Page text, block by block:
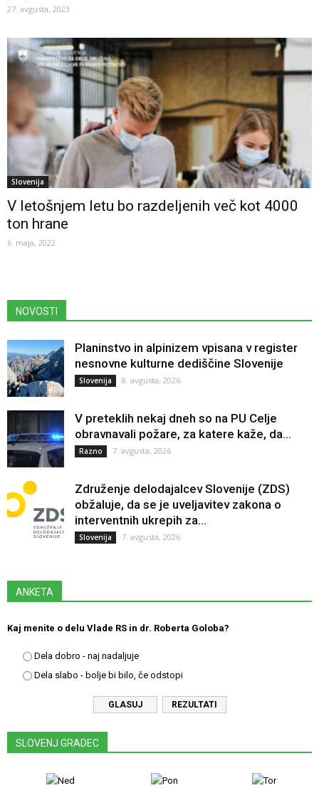
27. avgusta, 2023
Slovenija
V letošnjem letu bo razdeljenih več kot 4000
ton hrane
6. maja, 2022
NOVOSTI
Planinstvo in alpinizem vpisana v register
nesnovne kulturne dediščine Slovenije
Slovenija 8. avgusta, 2026
V preteklih nekaj dneh so na PU Celje
obravnavali požare, za katere kaže, da...
Razno 7. avgusta, 2026
Združenje delodajalcev Slovenije (ZDS)
obžaluje, da se je uveljavitev zakona o
interventnih ukrepih za...
Slovenija 7. avgusta, 2026
ANKETA
Kaj menite o delu Vlade RS in dr. Roberta Goloba?
Dela dobro - naj nadaljuje
Dela slabo - bolje bi bilo, če odstopi
REZULTATI
SLOVENJ GRADEC